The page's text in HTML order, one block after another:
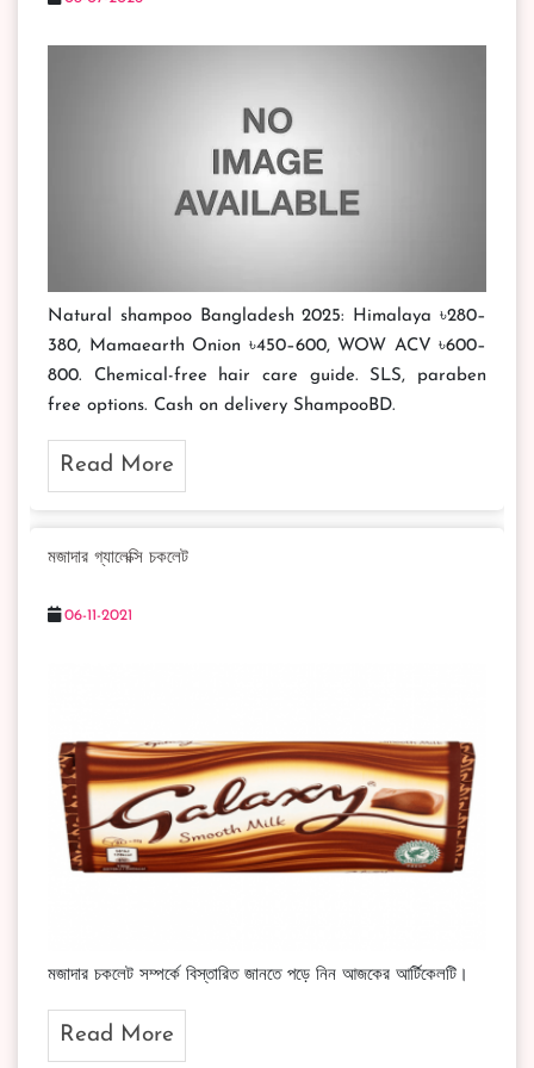
Natural shampoo Bangladesh 2025: Himalaya ৳280–
380, Mamaearth Onion ৳450–600, WOW ACV ৳600–
800. Chemical-free hair care guide. SLS, paraben
free options. Cash on delivery ShampooBD.
Read More
মজাদার গ্যালেক্সি চকলেট
06-11-2021
মজাদার চকলেট সম্পর্কে বিস্তারিত জানতে পড়ে নিন আজকের আর্টিকেলটি।
Read More